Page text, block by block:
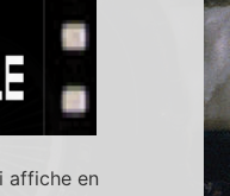
affiche en